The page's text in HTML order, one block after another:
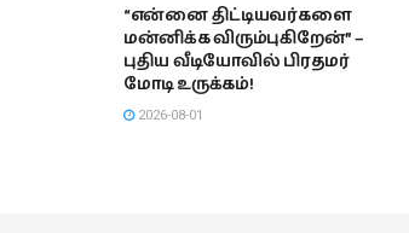
“என்னை திட்டியவர்களை
மன்னிக்க விரும்புகிறேன்” –
புதிய வீடியோவில் பிரதமர்
மோடி உருக்கம்!
2026-08-01